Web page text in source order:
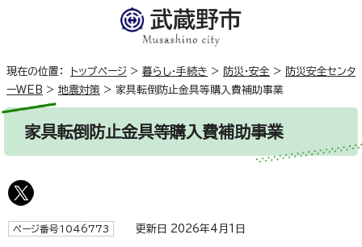
現在の位置： トップページ > 暮らし・手続き > 防災・安全 > 防災安全センタ
ーWEB > 地震対策 > 家具転倒防止金具等購入費補助事業
家具転倒防止金具等購入費補助事業
ページ番号1046773 更新日 2026年4月1日